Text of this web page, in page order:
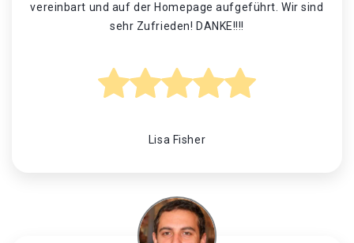
vereinbart und auf der Homepage aufgeführt. Wir sind
sehr Zufrieden! DANKE!!!!
Lisa Fisher